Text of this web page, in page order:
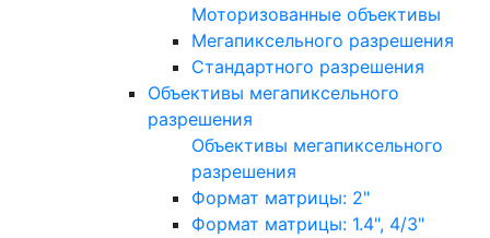
Моторизованные объективы
Мегапиксельного разрешения
Стандартного разрешения
Объективы мегапиксельного
разрешения
Объективы мегапиксельного
разрешения
Формат матрицы: 2"
Формат матрицы: 1.4", 4/3"